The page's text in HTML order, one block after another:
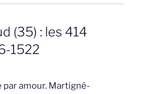
(35) : les 414
1522
par amour. Martigné-